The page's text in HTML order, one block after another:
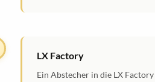
LX Factory
Ein Abstecher in die LX